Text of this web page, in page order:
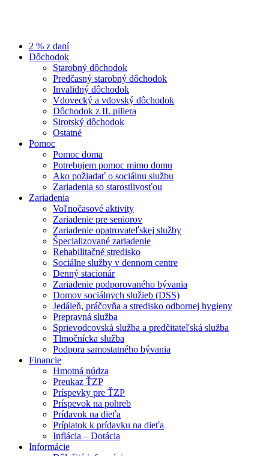
2 % z daní
Dôchodok
Starobný dôchodok
Predčasný starobný dôchodok
Invalidný dôchodok
Vdovecký a vdovský dôchodok
Dôchodok z II. piliera
Sirotský dôchodok
Ostatné
Pomoc
Pomoc doma
Potrebujem pomoc mimo domu
Ako požiadať o sociálnu službu
Zariadenia so starostlivosťou
Zariadenia
Voľnočasové aktivity
Zariadenie pre seniorov
Zariadenie opatrovateľskej služby
Špecializované zariadenie
Rehabilitačné stredisko
Sociálne služby v dennom centre
Denný stacionár
Zariadenie podporovaného bývania
Domov sociálnych služieb (DSS)
Jedáleň, práčovňa a stredisko odbornej hygieny
Prepravná služba
Sprievodcovská služba a predčitateľská služba
Tlmočnícka služba
Podpora samostatného bývania
Financie
Hmotná núdza
Preukaz ŤZP
Príspevky pre ŤZP
Príspevok na pohreb
Prídavok na dieťa
Príplatok k prídavku na dieťa
Inflácia – Dotácia
Informácie